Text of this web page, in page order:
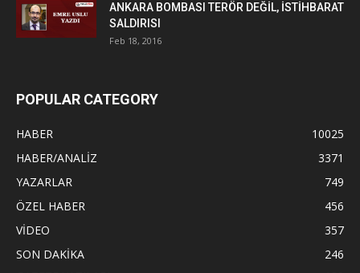
ANKARA BOMBASI TERÖR DEĞİL, İSTİHBARAT
SALDIRISI
Feb 18, 2016
POPULAR CATEGORY
HABER
10025
HABER/ANALİZ
3371
YAZARLAR
749
ÖZEL HABER
456
VİDEO
357
SON DAKİKA
246